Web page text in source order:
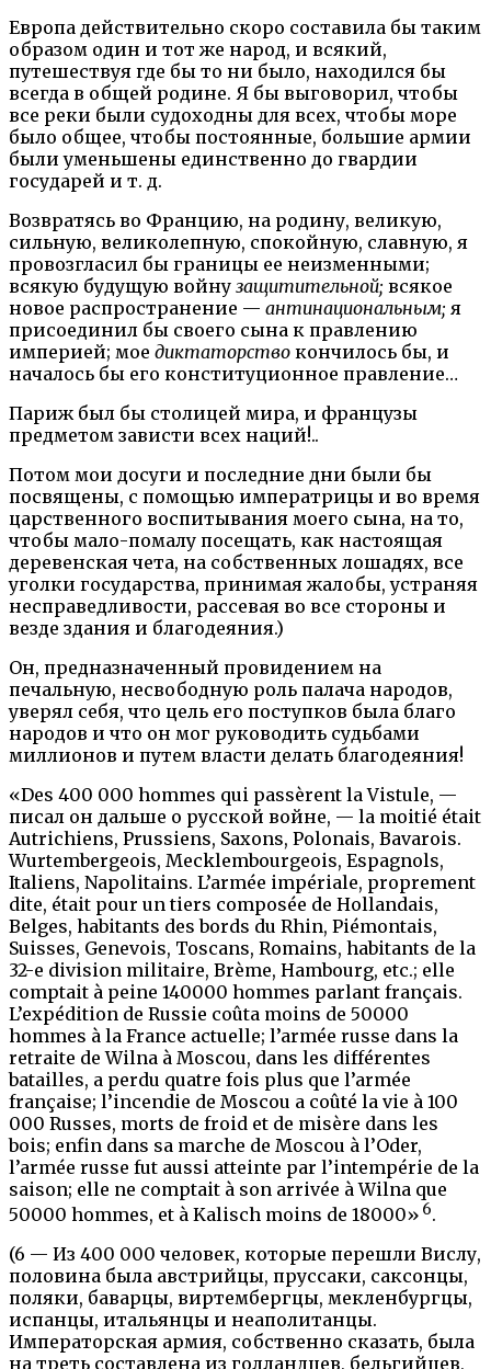
Европа действительно скоро составила бы таким
образом один и тот же народ, и всякий,
путешествуя где бы то ни было, находился бы
всегда в общей родине. Я бы выговорил, чтобы
все реки были судоходны для всех, чтобы море
было общее, чтобы постоянные, большие армии
были уменьшены единственно до гвардии
государей и т. д.
Возвратясь во Францию, на родину, великую,
сильную, великолепную, спокойную, славную, я
провозгласил бы границы ее неизменными;
всякую будущую войну защитительной; всякое
новое распространение — антинациональным; я
присоединил бы своего сына к правлению
империей; мое диктаторство кончилось бы, и
началось бы его конституционное правление…
Париж был бы столицей мира, и французы
предметом зависти всех наций!..
Потом мои досуги и последние дни были бы
посвящены, с помощью императрицы и во время
царственного воспитывания моего сына, на то,
чтобы мало-помалу посещать, как настоящая
деревенская чета, на собственных лошадях, все
уголки государства, принимая жалобы, устраняя
несправедливости, рассевая во все стороны и
везде здания и благодеяния.)
Он, предназначенный провидением на
печальную, несвободную роль палача народов,
уверял себя, что цель его поступков была благо
народов и что он мог руководить судьбами
миллионов и путем власти делать благодеяния!
«Des 400 000 hommes qui passèrent la Vistule, —
писал он дальше о русской войне, — la moitié était
Autrichiens, Prussiens, Saxons, Polonais, Bavarois.
Wurtembergeois, Mecklembourgeois, Espagnols,
Italiens, Napolitains. L’armée impériale, proprement
dite, était pour un tiers composée de Hollandais,
Belges, habitants des bords du Rhin, Piémontais,
Suisses, Genevois, Toscans, Romains, habitants de la
32-e division militaire, Brème, Hambourg, etc.; elle
comptait à peine 140000 hommes parlant français.
L’expédition de Russie coûta moins de 50000
hommes à la France actuelle; l’armée russe dans la
retraite de Wilna à Moscou, dans les différentes
batailles, a perdu quatre fois plus que l’armée
française; l’incendie de Moscou a coûté la vie à 100
000 Russes, morts de froid et de misère dans les
bois; enfin dans sa marche de Moscou à l’Oder,
l’armée russe fut aussi atteinte par l’intempérie de la
saison; elle ne comptait à son arrivée à Wilna que
50000 hommes, et à Kalisch moins de 18000» 6.
(6 — Из 400 000 человек, которые перешли Вислу,
половина была австрийцы, пруссаки, саксонцы,
поляки, баварцы, виртембергцы, мекленбургцы,
испанцы, итальянцы и неаполитанцы.
Императорская армия, собственно сказать, была
на треть составлена из голландцев, бельгийцев,